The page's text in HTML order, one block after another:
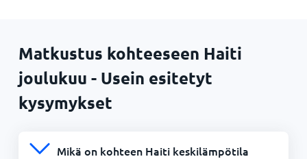
Matkustus kohteeseen Haiti
joulukuu - Usein esitetyt
kysymykset
Mikä on kohteen Haiti keskilämpötila